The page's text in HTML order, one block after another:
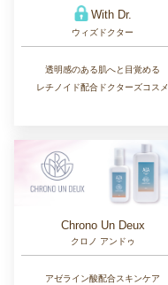
With Dr.
ウィズドクター
透明感のある肌へと目覚める
レチノイド配合ドクターズコスメ
Chrono Un Deux
クロノ アンドゥ
アゼライン酸配合スキンケア